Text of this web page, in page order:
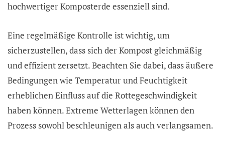
hochwertiger Komposterde essenziell sind.
Eine regelmäßige Kontrolle ist wichtig, um
sicherzustellen, dass sich der Kompost gleichmäßig
und effizient zersetzt. Beachten Sie dabei, dass äußere
Bedingungen wie Temperatur und Feuchtigkeit
erheblichen Einfluss auf die Rottegeschwindigkeit
haben können. Extreme Wetterlagen können den
Prozess sowohl beschleunigen als auch verlangsamen.